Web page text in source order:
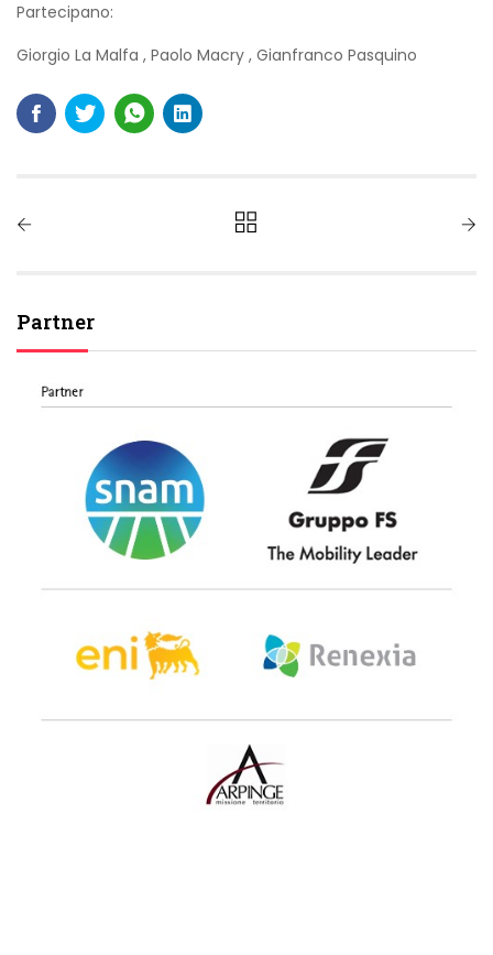
Partecipano:
Giorgio La Malfa , Paolo Macry , Gianfranco Pasquino
Partner